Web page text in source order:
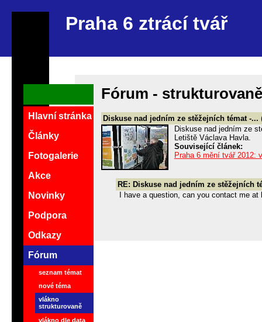
Praha 6 ztrácí tvář
Fórum - strukturovaně
Diskuse nad jedním ze stěžejních témat -...
Diskuse nad jedním ze
Letiště Václava Havla.
Související článek:
Praha 6 mění tvář 2012:
RE: Diskuse nad jedním ze stěžejních
I have a question, can you contact me
Hlavní stránka
Články
Fotogalerie
Akce
Novinky
Podpora
Odkazy
Fórum
seznam témat
nové téma
vlákno
strukturovaně
vlákno dle data